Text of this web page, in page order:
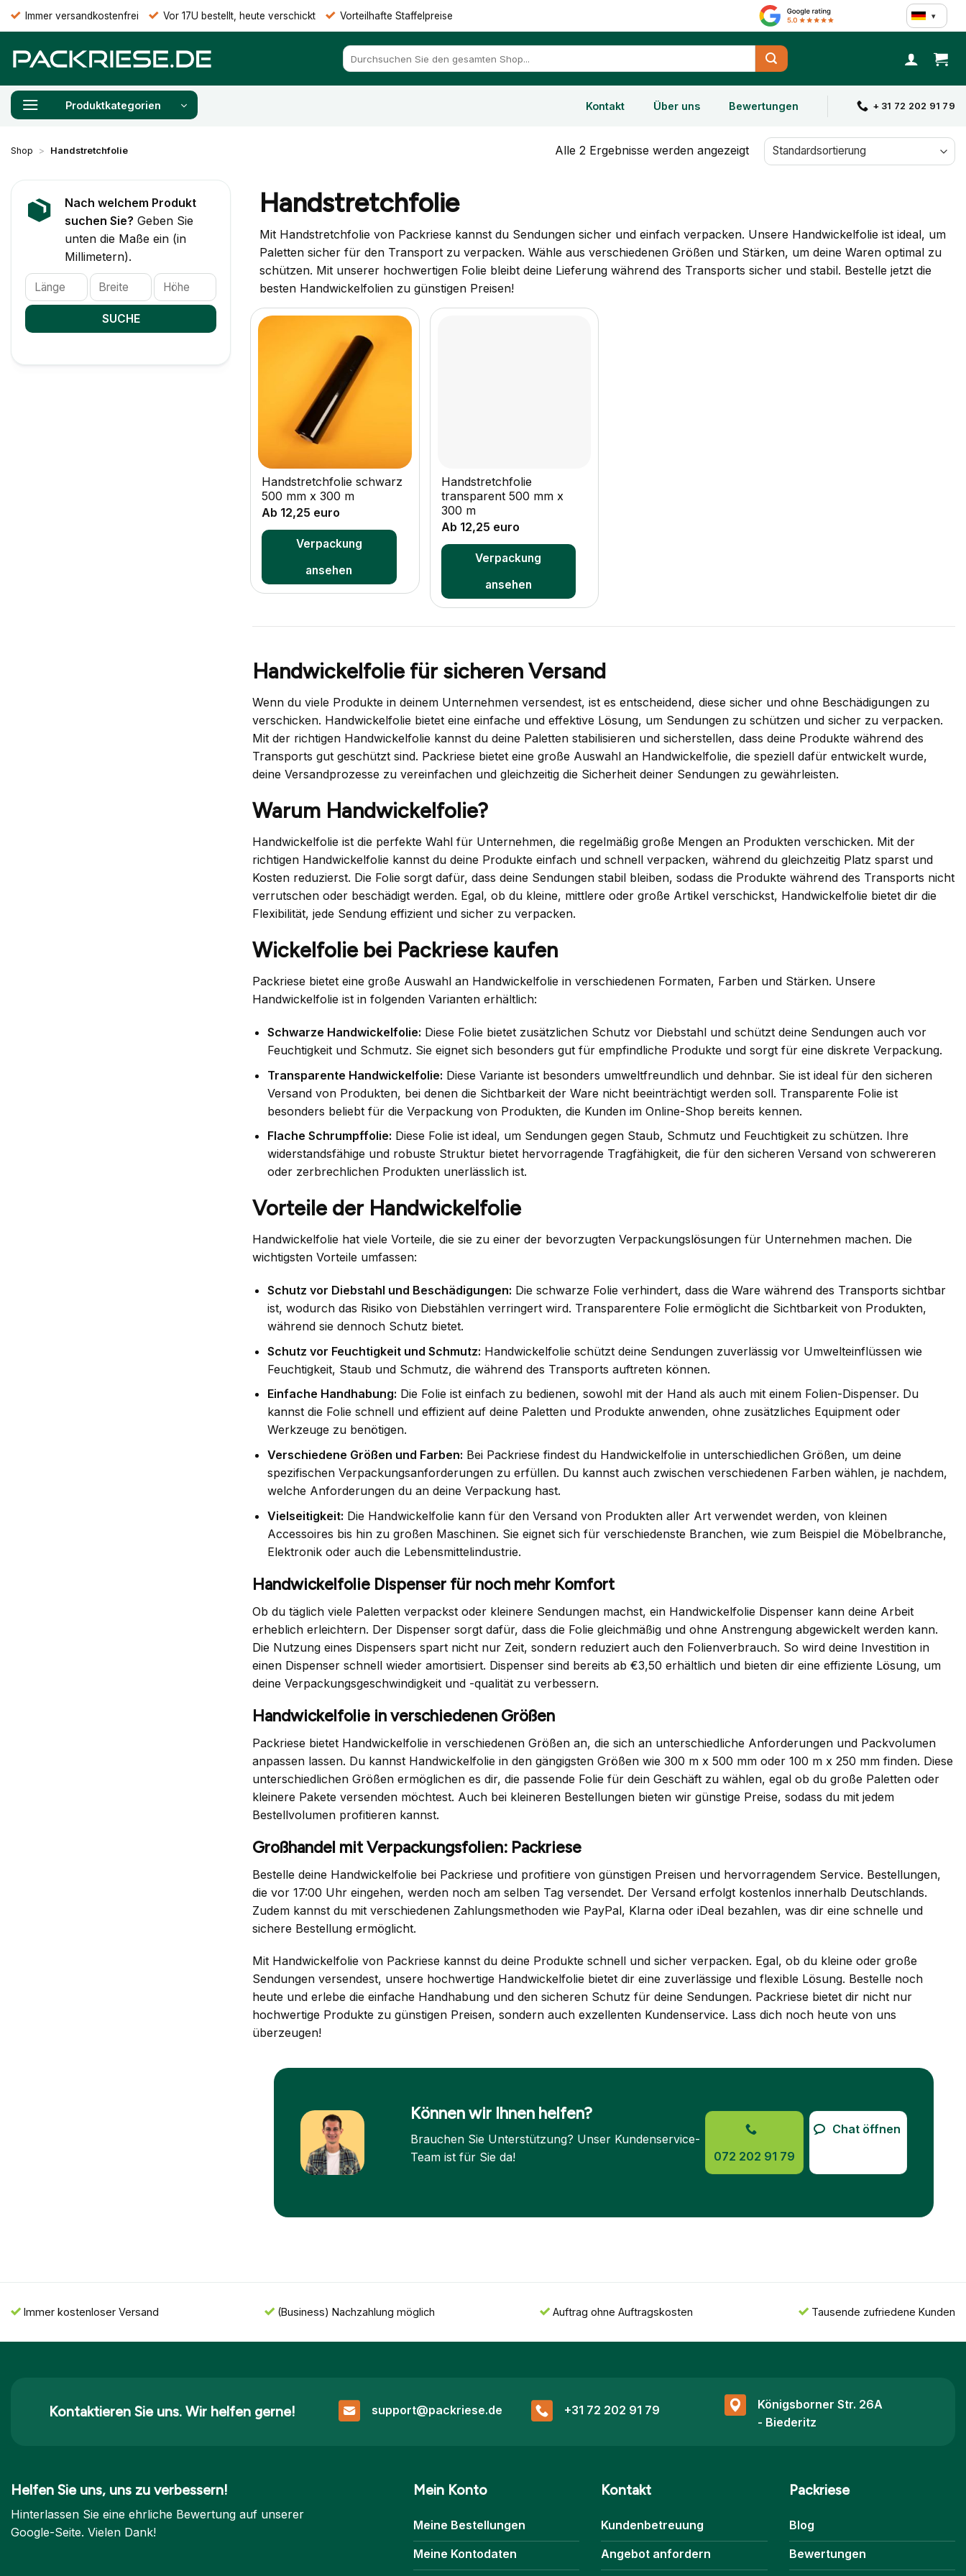
Zum
Immer versandkostenfrei Vor 17U bestellt, heute verschickt Vorteilhafte Staffelpreise ▾
Suchen
nach:
Produktkategorien Kontakt Über uns Bewertungen + 31 72 202 91 79
Shop > Handstretchfolie Alle 2 Ergebnisse werden angezeigt
Nach welchem Produkt
suchen Sie? Geben Sie
unten die Maße ein (in
Millimetern).
Handstretchfolie
Mit Handstretchfolie von Packriese kannst du Sendungen sicher und einfach verpacken. Unsere Handwickelfolie ist ideal, um
Paletten sicher für den Transport zu verpacken. Wähle aus verschiedenen Größen und Stärken, um deine Waren optimal zu
schützen. Mit unserer hochwertigen Folie bleibt deine Lieferung während des Transports sicher und stabil. Bestelle jetzt die
besten Handwickelfolien zu günstigen Preisen!
Handstretchfolie schwarz
500 mm x 300 m
Ab 12,25 euro
Verpackung
ansehen
Handstretchfolie
transparent 500 mm x
300 m
Ab 12,25 euro
Verpackung
ansehen
Handwickelfolie für sicheren Versand
Wenn du viele Produkte in deinem Unternehmen versendest, ist es entscheidend, diese sicher und ohne Beschädigungen zu
verschicken. Handwickelfolie bietet eine einfache und effektive Lösung, um Sendungen zu schützen und sicher zu verpacken.
Mit der richtigen Handwickelfolie kannst du deine Paletten stabilisieren und sicherstellen, dass deine Produkte während des
Transports gut geschützt sind. Packriese bietet eine große Auswahl an Handwickelfolie, die speziell dafür entwickelt wurde,
deine Versandprozesse zu vereinfachen und gleichzeitig die Sicherheit deiner Sendungen zu gewährleisten.
Warum Handwickelfolie?
Handwickelfolie ist die perfekte Wahl für Unternehmen, die regelmäßig große Mengen an Produkten verschicken. Mit der
richtigen Handwickelfolie kannst du deine Produkte einfach und schnell verpacken, während du gleichzeitig Platz sparst und
Kosten reduzierst. Die Folie sorgt dafür, dass deine Sendungen stabil bleiben, sodass die Produkte während des Transports nicht
verrutschen oder beschädigt werden. Egal, ob du kleine, mittlere oder große Artikel verschickst, Handwickelfolie bietet dir die
Flexibilität, jede Sendung effizient und sicher zu verpacken.
Wickelfolie bei Packriese kaufen
Packriese bietet eine große Auswahl an Handwickelfolie in verschiedenen Formaten, Farben und Stärken. Unsere
Handwickelfolie ist in folgenden Varianten erhältlich:
Schwarze Handwickelfolie: Diese Folie bietet zusätzlichen Schutz vor Diebstahl und schützt deine Sendungen auch vor
Feuchtigkeit und Schmutz. Sie eignet sich besonders gut für empfindliche Produkte und sorgt für eine diskrete Verpackung.
Transparente Handwickelfolie: Diese Variante ist besonders umweltfreundlich und dehnbar. Sie ist ideal für den sicheren
Versand von Produkten, bei denen die Sichtbarkeit der Ware nicht beeinträchtigt werden soll. Transparente Folie ist
besonders beliebt für die Verpackung von Produkten, die Kunden im Online-Shop bereits kennen.
Flache Schrumpffolie: Diese Folie ist ideal, um Sendungen gegen Staub, Schmutz und Feuchtigkeit zu schützen. Ihre
widerstandsfähige und robuste Struktur bietet hervorragende Tragfähigkeit, die für den sicheren Versand von schwereren
oder zerbrechlichen Produkten unerlässlich ist.
Vorteile der Handwickelfolie
Handwickelfolie hat viele Vorteile, die sie zu einer der bevorzugten Verpackungslösungen für Unternehmen machen. Die
wichtigsten Vorteile umfassen:
Schutz vor Diebstahl und Beschädigungen: Die schwarze Folie verhindert, dass die Ware während des Transports sichtbar
ist, wodurch das Risiko von Diebstählen verringert wird. Transparentere Folie ermöglicht die Sichtbarkeit von Produkten,
während sie dennoch Schutz bietet.
Schutz vor Feuchtigkeit und Schmutz: Handwickelfolie schützt deine Sendungen zuverlässig vor Umwelteinflüssen wie
Feuchtigkeit, Staub und Schmutz, die während des Transports auftreten können.
Einfache Handhabung: Die Folie ist einfach zu bedienen, sowohl mit der Hand als auch mit einem Folien-Dispenser. Du
kannst die Folie schnell und effizient auf deine Paletten und Produkte anwenden, ohne zusätzliches Equipment oder
Werkzeuge zu benötigen.
Verschiedene Größen und Farben: Bei Packriese findest du Handwickelfolie in unterschiedlichen Größen, um deine
spezifischen Verpackungsanforderungen zu erfüllen. Du kannst auch zwischen verschiedenen Farben wählen, je nachdem,
welche Anforderungen du an deine Verpackung hast.
Vielseitigkeit: Die Handwickelfolie kann für den Versand von Produkten aller Art verwendet werden, von kleinen
Accessoires bis hin zu großen Maschinen. Sie eignet sich für verschiedenste Branchen, wie zum Beispiel die Möbelbranche,
Elektronik oder auch die Lebensmittelindustrie.
Handwickelfolie Dispenser für noch mehr Komfort
Ob du täglich viele Paletten verpackst oder kleinere Sendungen machst, ein Handwickelfolie Dispenser kann deine Arbeit
erheblich erleichtern. Der Dispenser sorgt dafür, dass die Folie gleichmäßig und ohne Anstrengung abgewickelt werden kann.
Die Nutzung eines Dispensers spart nicht nur Zeit, sondern reduziert auch den Folienverbrauch. So wird deine Investition in
einen Dispenser schnell wieder amortisiert. Dispenser sind bereits ab €3,50 erhältlich und bieten dir eine effiziente Lösung, um
deine Verpackungsgeschwindigkeit und -qualität zu verbessern.
Handwickelfolie in verschiedenen Größen
Packriese bietet Handwickelfolie in verschiedenen Größen an, die sich an unterschiedliche Anforderungen und Packvolumen
anpassen lassen. Du kannst Handwickelfolie in den gängigsten Größen wie 300 m x 500 mm oder 100 m x 250 mm finden. Diese
unterschiedlichen Größen ermöglichen es dir, die passende Folie für dein Geschäft zu wählen, egal ob du große Paletten oder
kleinere Pakete versenden möchtest. Auch bei kleineren Bestellungen bieten wir günstige Preise, sodass du mit jedem
Bestellvolumen profitieren kannst.
Großhandel mit Verpackungsfolien: Packriese
Bestelle deine Handwickelfolie bei Packriese und profitiere von günstigen Preisen und hervorragendem Service. Bestellungen,
die vor 17:00 Uhr eingehen, werden noch am selben Tag versendet. Der Versand erfolgt kostenlos innerhalb Deutschlands.
Zudem kannst du mit verschiedenen Zahlungsmethoden wie PayPal, Klarna oder iDeal bezahlen, was dir eine schnelle und
sichere Bestellung ermöglicht.
Mit Handwickelfolie von Packriese kannst du deine Produkte schnell und sicher verpacken. Egal, ob du kleine oder große
Sendungen versendest, unsere hochwertige Handwickelfolie bietet dir eine zuverlässige und flexible Lösung. Bestelle noch
heute und erlebe die einfache Handhabung und den sicheren Schutz für deine Sendungen. Packriese bietet dir nicht nur
hochwertige Produkte zu günstigen Preisen, sondern auch exzellenten Kundenservice. Lass dich noch heute von uns
überzeugen!
Können wir Ihnen helfen?
Brauchen Sie Unterstützung? Unser Kundenservice-
Team ist für Sie da!
072 202 91 79
Chat öffnen
Immer kostenloser Versand (Business) Nachzahlung möglich Auftrag ohne Auftragskosten Tausende zufriedene Kunden
Kontaktieren Sie uns. Wir helfen gerne! support@packriese.de +31 72 202 91 79
Königsborner Str. 26A
- Biederitz
Helfen Sie uns, uns zu verbessern!
Hinterlassen Sie eine ehrliche Bewertung auf unserer
Google-Seite. Vielen Dank!
Mein Konto
Meine Bestellungen
Meine Kontodaten
Kontakt
Kundenbetreuung
Angebot anfordern
Packriese
Blog
Bewertungen